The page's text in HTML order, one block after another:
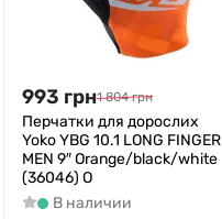
993 грн1 804 грн
Перчатки для дорослих
Yoko YBG 10.1 LONG FINGER
MEN 9″ Orange/black/white
(36046) O
В наличии